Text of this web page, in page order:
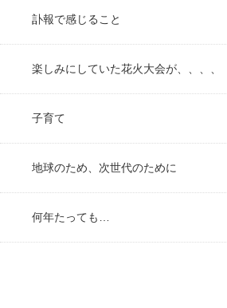
訃報で感じること
楽しみにしていた花火大会が、、、、
子育て
地球のため、次世代のために
何年たっても…